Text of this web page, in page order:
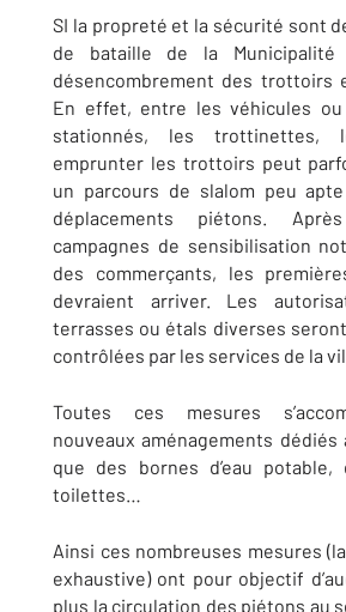
SI la propreté et la sécurité sont
de bataille de la Municipalité
désencombrement des trottoirs
En effet, entre les véhicules
stationnés, les trottinettes,
emprunter les trottoirs peut
un parcours de slalom peu
déplacements piétons. Après
campagnes de sensibilisation
des commerçants, les
devraient arriver. Les
terrasses ou étals diverses
contrôlées par les services de la
Toutes ces mesures
nouveaux aménagements
que des bornes d’eau potable,
toilettes…
Ainsi ces nombreuses mesures
exhaustive) ont pour objectif
plus la circulation des piétons au